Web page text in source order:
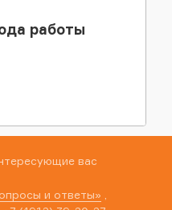
работы
вас
и ответы»